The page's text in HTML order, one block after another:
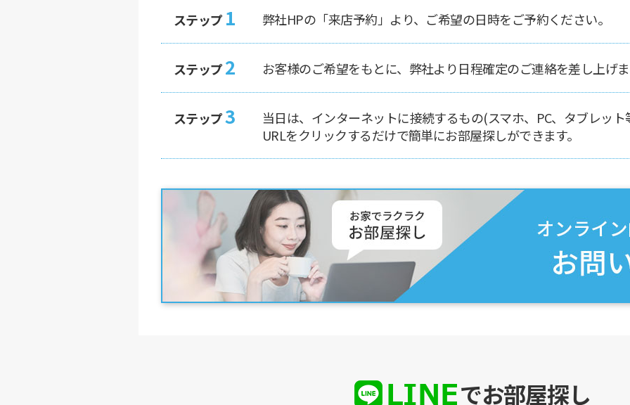
ステップ 1 弊社HPの「来店予約」より、ご希望の日時をご予約ください。
ステップ2 お客様のご希望をもとに、弊社より日程確定のご連絡を差し上げ
ステップ3
当日は、インターネットに接続するもの(スマホ、PC、タブレッ
URLをクリックするだけで簡単にお部屋探しができます。
でお部屋探し